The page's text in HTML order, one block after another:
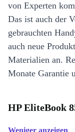
von Experten
Das ist auch der
gebrauchten
auch neue
Materialien an.
Monate Garantie
HP EliteBook
Weniger anzeigen